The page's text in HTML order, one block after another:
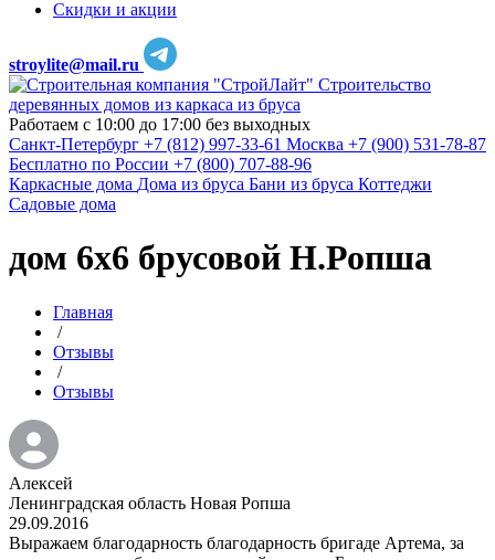
Скидки и акции
stroylite@mail.ru
Строительство
деревянных домов из каркаса из бруса
Работаем с 10:00 до 17:00 без выходных
Санкт-Петербург +7 (812) 997-33-61 Москва +7 (900) 531-78-87
Бесплатно по России +7 (800) 707-88-96
Каркасные дома Дома из бруса Бани из бруса Коттеджи
Садовые дома
дом 6х6 брусовой Н.Ропша
Главная
/
Отзывы
/
Отзывы
Алексей
Ленинградская область Новая Ропша
29.09.2016
Выражаем благодарность благодарность бригаде Артема, за